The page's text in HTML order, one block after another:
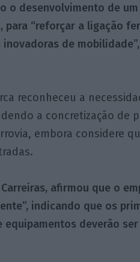
o desenvolvimento de
para “reforçar a ligação
de
reconheceu a
a concretização de
embora considere
afirmou que o
indicando que os
deverão